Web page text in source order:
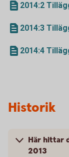
2014:2
2014:3
2014:4
Historik
Här hittar
2013